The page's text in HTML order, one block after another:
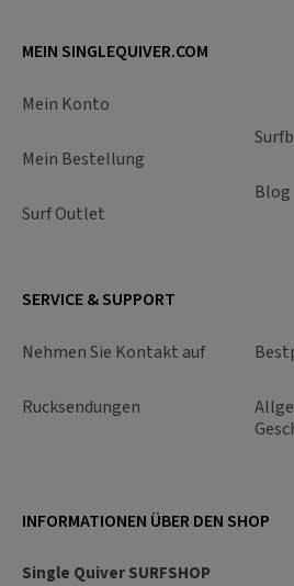
MEIN SINGLEQUIVER.COM
Mein Konto
Mein Bestellung
Surf Outlet
Blog
SERVICE & SUPPORT
Nehmen Sie Kontakt auf
Rucksendungen
INFORMATIONEN ÜBER DEN SHOP
Single Quiver SURFSHOP